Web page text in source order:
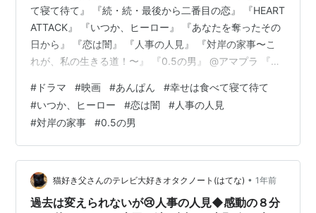
て寝て待て』 『続・続・最後から二番目の恋』 『HEART
ATTACK』 『いつか、ヒーロー』 『あなたを奪ったその
日から』 『恋は闇』 『人事の人見』 『対岸の家事〜こ
れが、私の生きる道！〜』 『0.5の男』 @アマプラ 『知
した組 ：『魔物(마물)』『バレエ男子』『PJ〜航空救難
団〜』『波うららかに、めおと日和』『Dr.アシュラ』
『ミッドナイト屋台』『なんで私が神説教』 ▶︎『あんぱ
ん』 基本的に戦争を表現しているドラマ（や実際にあっ
た出来事の話）は、人間が酷く残酷になる…
# ドラマ #映画 #あんぱん #幸せは食べて寝て待て
#いつか、ヒーロー #恋は闇 #人事の人見
#対岸の家事 #0.5の男
猫好き父さんのテレビ大好きオタクノート(はてな) • 1年前
過去は変えられないが😢人事の人見◆感動の８分